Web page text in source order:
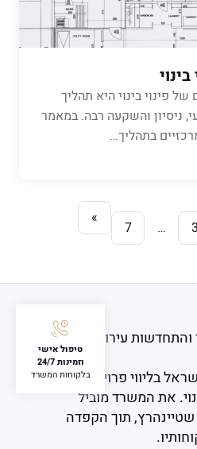
פינוי בינוי היא תהליך
ניסיון והשקעה רבה. במאמר
בתהליך…
3
…
7
»
והתחדשות עירונית
בליווי פרויקטים של
את המשרד מוביל
שטיינהרץ, תוך הקפדה
טיפול אישי
וזמינות 24/7
בלקוחות המשרד